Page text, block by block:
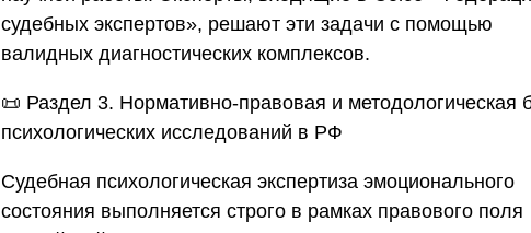
судебных экспертов», решают эти задачи с помощью
валидных диагностических комплексов.
📜 Раздел 3. Нормативно-правовая и методологическая
психологических исследований в РФ
Судебная психологическая экспертиза эмоционального
состояния выполняется строго в рамках правового поля